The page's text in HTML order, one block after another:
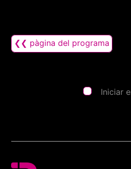
❮❮ pàgina del programa
Iniciar